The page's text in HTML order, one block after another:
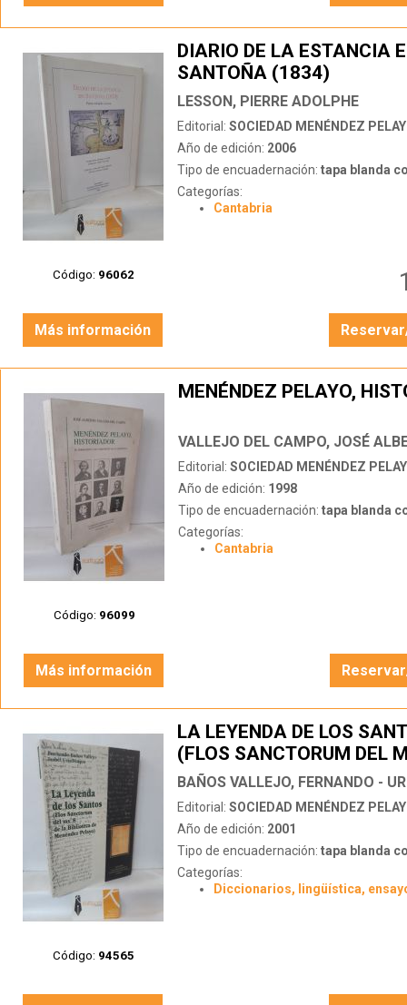
Código: 96062
DIARIO DE LA ESTANCIA
SANTOÑA (1834)
LESSON, PIERRE ADOLPHE
Editorial: SOCIEDAD MENÉNDEZ
Año de edición: 2006
Tipo de encuadernación: tapa blanda
Categorías:
Cantabria
Más información
Código: 96099
MENÉNDEZ PELAYO,
VALLEJO DEL CAMPO, JOSÉ
Editorial: SOCIEDAD MENÉNDEZ
Año de edición: 1998
Tipo de encuadernación: tapa blanda
Categorías:
Cantabria
Más información
Código: 94565
LA LEYENDA DE LOS
(FLOS SANCTORUM DEL
LA BIBLIOTECA
PELAYO)
Editorial: SOCIEDAD MENÉNDEZ
Año de edición: 2001
Tipo de encuadernación: tapa blanda
Categorías:
Diccionarios, lingüística,